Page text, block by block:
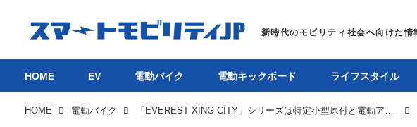
HOME EV 電動バイク 電動キックボード ライフスタイル
HOME 電動バイク 「EVEREST XING CITY」シリーズは特定小型原付と電動アシスト自転車の二本立てで、驚異の登坂性能51％を誇る